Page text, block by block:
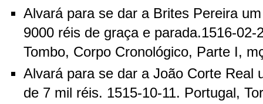
Alvará para se dar a Brites Pereira
9000 réis de graça e parada.1516-02-
Tombo, Corpo Cronológico, Parte I,
Alvará para se dar a João Corte Real
de 7 mil réis. 1515-10-11. Portugal,